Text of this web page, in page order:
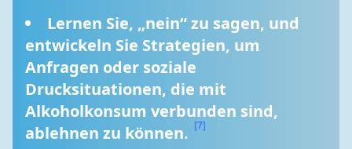
Lernen Sie, „nein“ zu sagen, und
entwickeln Sie Strategien, um
Anfragen oder soziale
Drucksituationen, die mit
Alkoholkonsum verbunden sind,
ablehnen zu können. [7]